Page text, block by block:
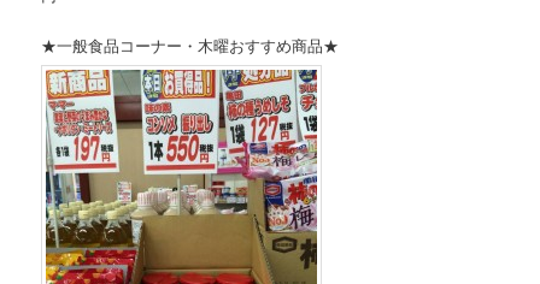
★一般食品コーナー・木曜おすすめ商品★